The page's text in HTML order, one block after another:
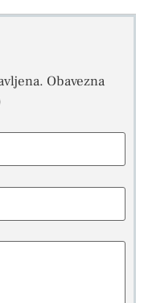
Obavezna